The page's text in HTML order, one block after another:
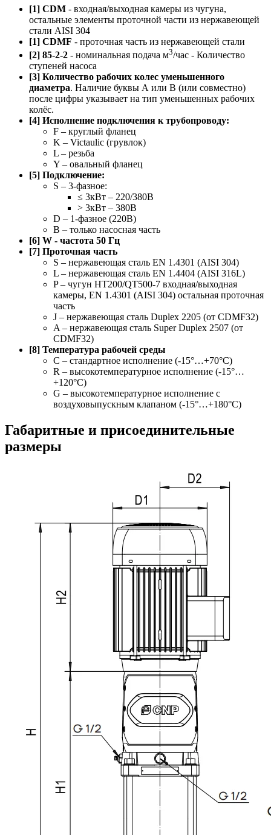
[1] CDM - входная/выходная камеры из чугуна,
остальные элементы проточной части из нержавеющей
стали AISI 304
[1] CDMF - проточная часть из нержавеющей стали
[2] 85-2-2 - номинальная подача м3/час - Количество
ступеней насоса
[3] Количество рабочих колес уменьшенного
диаметра. Наличие буквы А или B (или совместно)
после цифры указывает на тип уменьшенных рабочих
колёс.
[4] Исполнение подключения к трубопроводу:
F – круглый фланец
K – Victaulic (грувлок)
L – резьба
Y – овальный фланец
[5] Подключение:
S – 3-фазное:
≤ 3кВт – 220/380В
> 3кВт – 380В
D – 1-фазное (220В)
B – только насосная часть
[6] W - частота 50 Гц
[7] Проточная часть
S – нержавеющая сталь EN 1.4301 (AISI 304)
L – нержавеющая сталь EN 1.4404 (AISI 316L)
P – чугун HT200/QT500-7 входная/выходная
камеры, EN 1.4301 (AISI 304) остальная проточная
часть
J – нержавеющая сталь Duplex 2205 (от CDMF32)
A – нержавеющая сталь Super Duplex 2507 (от
CDMF32)
[8] Температура рабочей среды
C – стандартное исполнение (-15°…+70°С)
R – высокотемпературное исполнение (-15°…
+120°С)
G – высокотемпературное исполнение с
воздуховыпускным клапаном (-15°…+180°С)
Габаритные и присоединительные
размеры